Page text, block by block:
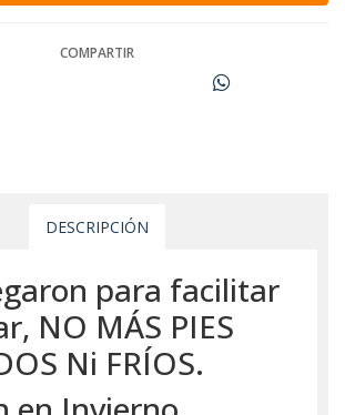
COMPARTIR
DESCRIPCIÓN
para facilitar
NO MÁS PIES
Ni FRÍOS.